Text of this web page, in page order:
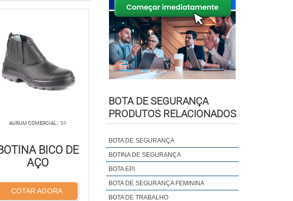
AURUM COMERCIAL/ SP
BICO DE
AÇO
COTAR AGORA
BOTA DE SEGURANÇA
PRODUTOS RELACIONADOS
BOTA DE SEGURANÇA
BOTINA DE SEGURANÇA
BOTA EPI
BOTA DE SEGURANÇA FEMININA
BOTA DE TRABALHO